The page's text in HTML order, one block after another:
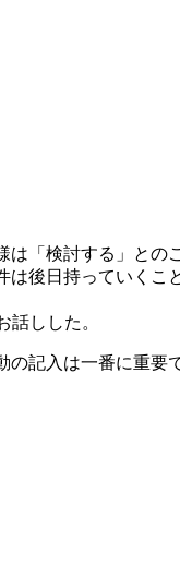
「検討する」との
後日持っていくこと
しした。
記入は一番に重